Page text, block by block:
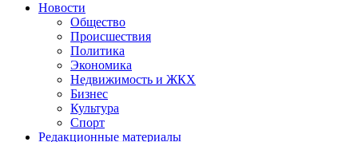
Новости
Общество
Происшествия
Политика
Экономика
Недвижимость и ЖКХ
Бизнес
Культура
Спорт
Редакционные материалы